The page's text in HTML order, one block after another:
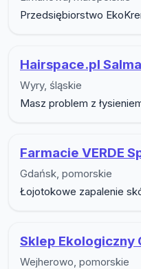
Przedsiębiorstwo
Hairspace.pl
Wyry, śląskie
Masz problem z
Farmacie VERDE
Gdańsk, pomorskie
Łojotokowe zapalenie
Sklep Ekologiczny
Wejherowo, pomorskie